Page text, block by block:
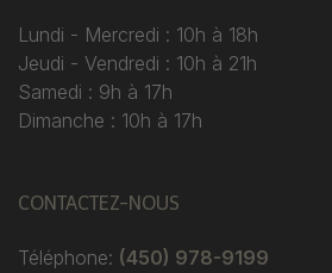
Lundi - Mercredi : 10h à 18h
Jeudi - Vendredi : 10h à 21h
Samedi : 9h à 17h
Dimanche : 10h à 17h
CONTACTEZ-NOUS
Téléphone: (450) 978-9199